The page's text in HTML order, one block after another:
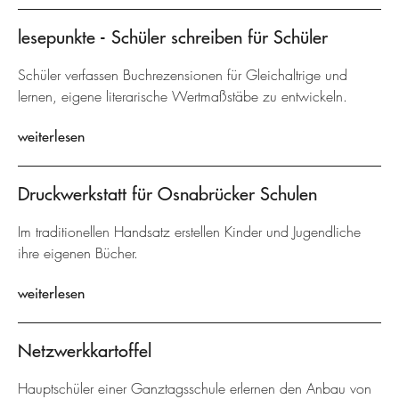
lesepunkte - Schüler schreiben für Schüler
Schüler verfassen Buchrezensionen für Gleichaltrige und
lernen, eigene literarische Wertmaßstäbe zu entwickeln.
weiterlesen
Druckwerkstatt für Osnabrücker Schulen
Im traditionellen Handsatz erstellen Kinder und Jugendliche
ihre eigenen Bücher.
weiterlesen
Netzwerkkartoffel
Hauptschüler einer Ganztagsschule erlernen den Anbau von